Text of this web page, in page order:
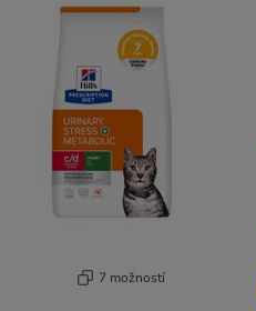
7 možností